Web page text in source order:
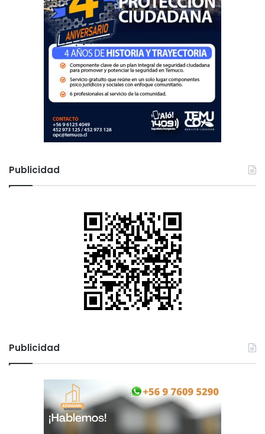
Publicidad
Publicidad